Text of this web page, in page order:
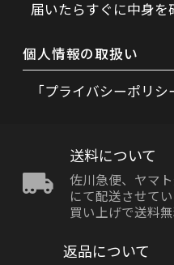
届いたらすぐに中身を
個人情報の取扱い
「プライバシーポリ
送料について
佐川急便、ヤマ
にて配送させて
買い上げで送料
返品について